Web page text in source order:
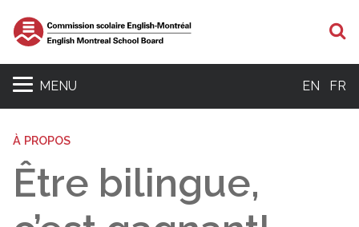
MENU EN FR
À PROPOS
Être bilingue,